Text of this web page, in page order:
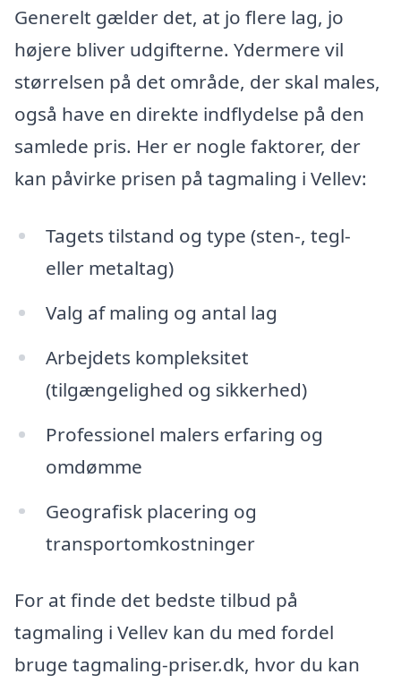
Generelt gælder det, at jo flere lag, jo
højere bliver udgifterne. Ydermere vil
størrelsen på det område, der skal males,
også have en direkte indflydelse på den
samlede pris. Her er nogle faktorer, der
kan påvirke prisen på tagmaling i Vellev:
Tagets tilstand og type (sten-, tegl-
eller metaltag)
Valg af maling og antal lag
Arbejdets kompleksitet
(tilgængelighed og sikkerhed)
Professionel malers erfaring og
omdømme
Geografisk placering og
transportomkostninger
For at finde det bedste tilbud på
tagmaling i Vellev kan du med fordel
bruge tagmaling-priser.dk, hvor du kan